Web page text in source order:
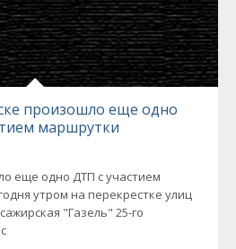
произошло еще одно
маршрутки
еще одно ДТП с участием
утром на перекрестке улиц
"Газель" 25-го